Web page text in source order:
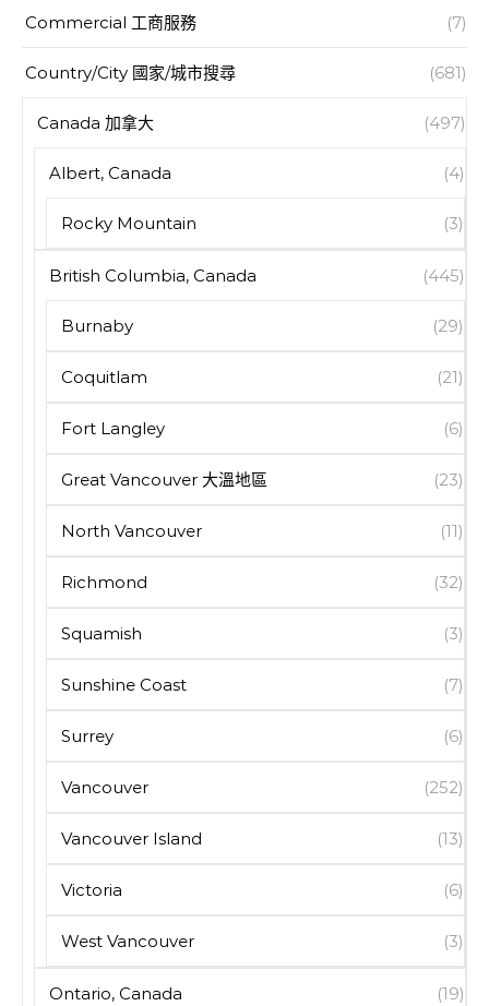
Commercial 工商服務 (7)
Country/City 國家/城市搜尋 (681)
Canada 加拿大 (497)
Albert, Canada (4)
Rocky Mountain (3)
British Columbia, Canada (445)
Burnaby (29)
Coquitlam (21)
Fort Langley (6)
Great Vancouver 大溫地區 (23)
North Vancouver (11)
Richmond (32)
Squamish (3)
Sunshine Coast (7)
Surrey (6)
Vancouver (252)
Vancouver Island (13)
Victoria (6)
West Vancouver (3)
Ontario, Canada (19)